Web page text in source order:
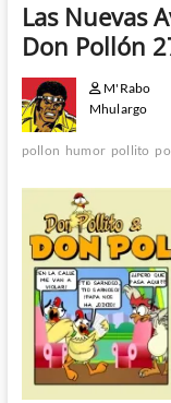
Las Nuevas
Don Pollón
M'Rabo
Mhulargo
pollon humor pollito